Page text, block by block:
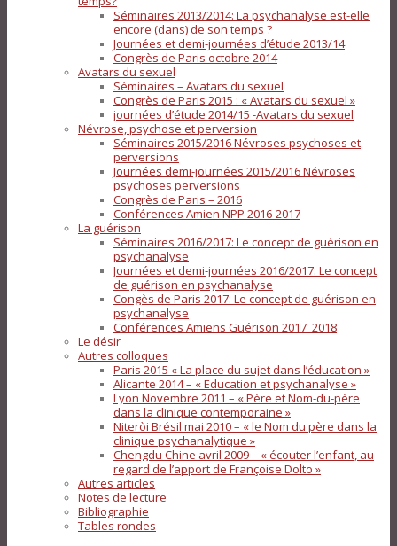
Séminaires 2013/2014: La psychanalyse est-elle
encore (dans) de son temps ?
Journées et demi-journées d’étude 2013/14
Congrès de Paris octobre 2014
Avatars du sexuel
Séminaires – Avatars du sexuel
Congrès de Paris 2015 : « Avatars du sexuel »
journées d’étude 2014/15 -Avatars du sexuel
Névrose, psychose et perversion
Séminaires 2015/2016 Névroses psychoses et
perversions
Journées demi-journées 2015/2016 Névroses
psychoses perversions
Congrès de Paris – 2016
Conférences Amien NPP 2016-2017
La guérison
Séminaires 2016/2017: Le concept de guérison en
psychanalyse
Journées et demi-journées 2016/2017: Le concept
de guérison en psychanalyse
Congès de Paris 2017: Le concept de guérison en
psychanalyse
Conférences Amiens Guérison 2017_2018
Le désir
Autres colloques
Paris 2015 « La place du sujet dans l’éducation »
Alicante 2014 – « Education et psychanalyse »
Lyon Novembre 2011 – « Père et Nom-du-père
dans la clinique contemporaine »
Niteròi Brésil mai 2010 – « le Nom du père dans la
clinique psychanalytique »
Chengdu Chine avril 2009 – « écouter l’enfant, au
regard de l’apport de Françoise Dolto »
Autres articles
Notes de lecture
Bibliographie
Tables rondes